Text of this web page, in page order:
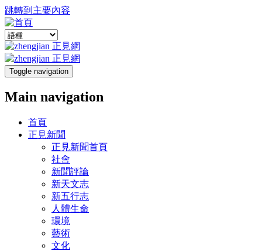
跳轉到主要內容
Toggle navigation
Main navigation
首頁
正見新聞
正見新聞首頁
社會
新聞評論
新天文志
新五行志
人體生命
環境
藝術
文化